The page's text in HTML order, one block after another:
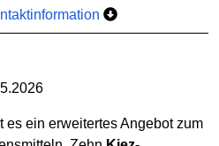
es ein erweitertes Angebot zum